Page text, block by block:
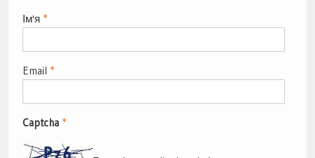
Ім'я *
Email *
Captcha *